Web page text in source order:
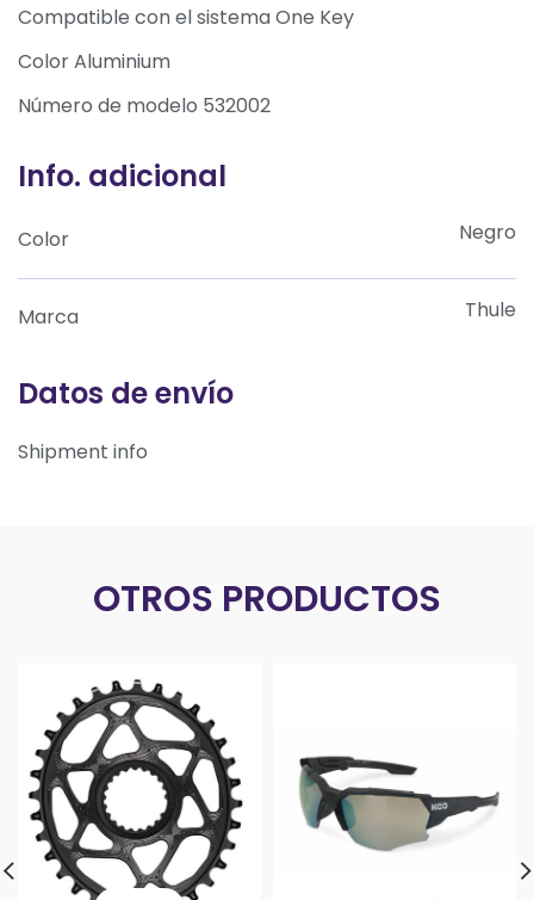
Compatible con el sistema One Key
Color Aluminium
Número de modelo 532002
Info. adicional
Color Negro
Marca Thule
Datos de envío
Shipment info
OTROS PRODUCTOS